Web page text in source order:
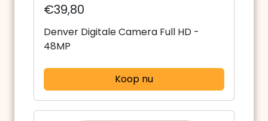
€39,80
Denver Digitale Camera Full HD -
48MP
Koop nu